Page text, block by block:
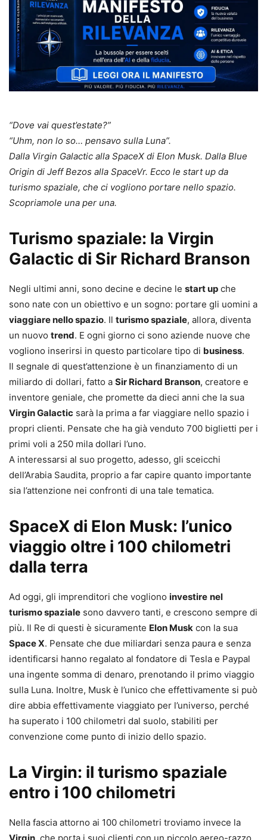
“Dove vai quest’estate?”
“Uhm, non lo so… pensavo sulla Luna”.
Dalla Virgin Galactic alla SpaceX di Elon Musk. Dalla Blue
Origin di Jeff Bezos alla SpaceVr. Ecco le start up da
turismo spaziale, che ci vogliono portare nello spazio.
Scopriamole una per una.
Turismo spaziale: la Virgin
Galactic di Sir Richard Branson
Negli ultimi anni, sono decine e decine le start up che
sono nate con un obiettivo e un sogno: portare gli uomini a
viaggiare nello spazio. Il turismo spaziale, allora, diventa
un nuovo trend. E ogni giorno ci sono aziende nuove che
vogliono inserirsi in questo particolare tipo di business.
Il segnale di quest’attenzione è un finanziamento di un
miliardo di dollari, fatto a Sir Richard Branson, creatore e
inventore geniale, che promette da dieci anni che la sua
Virgin Galactic sarà la prima a far viaggiare nello spazio i
propri clienti. Pensate che ha già venduto 700 biglietti per i
primi voli a 250 mila dollari l’uno.
A interessarsi al suo progetto, adesso, gli sceicchi
dell’Arabia Saudita, proprio a far capire quanto importante
sia l’attenzione nei confronti di una tale tematica.
SpaceX di Elon Musk: l’unico
viaggio oltre i 100 chilometri
dalla terra
Ad oggi, gli imprenditori che vogliono investire nel
turismo spaziale sono davvero tanti, e crescono sempre di
più. Il Re di questi è sicuramente Elon Musk con la sua
Space X. Pensate che due miliardari senza paura e senza
identificarsi hanno regalato al fondatore di Tesla e Paypal
una ingente somma di denaro, prenotando il primo viaggio
sulla Luna. Inoltre, Musk è l’unico che effettivamente si può
dire abbia effettivamente viaggiato per l’universo, perché
ha superato i 100 chilometri dal suolo, stabiliti per
convenzione come punto di inizio dello spazio.
La Virgin: il turismo spaziale
entro i 100 chilometri
Nella fascia attorno ai 100 chilometri troviamo invece la